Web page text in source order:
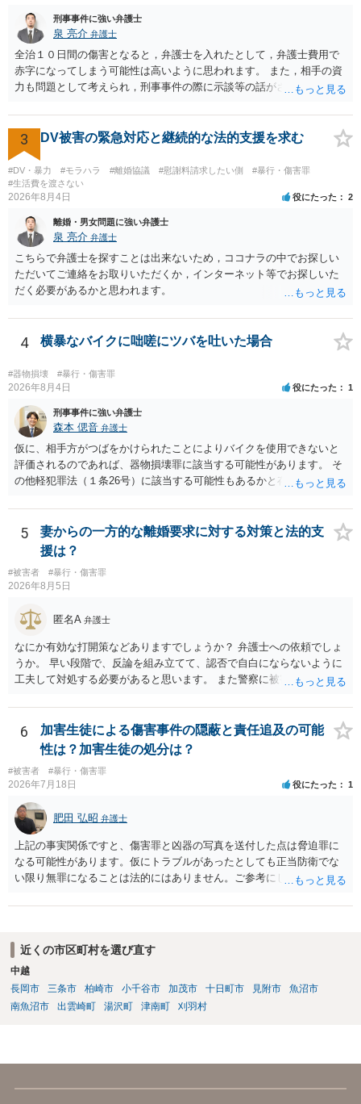
刑事事件に強い弁護士
泉 亮介 弁護士
全治１０日間の傷害となると，弁護士を入れたとして，弁護士費用で
赤字になってしまう可能性は高いように思われます。 また，相手の資
力も問題として考えられ，刑事事件の際に示談等の話がされなかった
う。
3 DV被害の緊急対応と継続的な法的支援を求む
#DV・暴力 #モラハラ #離婚協議 #慰謝料請求したい側
#暴行・傷害罪
#生活費を渡さない
2026年8月4日 役にたった 2
離婚・男女問題に強い弁護士
泉 亮介 弁護士
こちらで弁護士を探すことは出来ないため，ココナラの中でお探しい
ただいてご連絡をお取りいただくか，インターネット等でお探しいた
だく必要があるかと思われます。
4 横暴なバイクに咄嗟にツバを吐いた場合
#器物損壊 #暴行・傷害罪
2026年8月4日 役にたった 1
刑事事件に強い弁護士
森本 偲音 弁護士
仮に、相手方がつばをかけられたことによりバイクを使用できないと
評価されるのであれば、器物損壊罪に該当する可能性があります。 そ
の他軽犯罪法（１条26号）に該当する可能性もあるかと存じます。 確
ご相談者様の対応によってはご相談者の方にも責任が生じてしまう 可
能性がございますので、冷静にご対応いただくようご留意いただけれ
ばと存じます。 以上、ご参考までに。
5
妻からの一方的な離婚要求に対する対策と法的支
援は？
#被害者 #暴行・傷害罪
2026年8月5日
匿名A 弁護士
なにか有効な打開策などありますでしょうか？ 弁護士への依頼でしょ
うか。 早い段階で、反論を組み立てて、認否で自白にならないように
工夫して対処する必要があると思います。 また警察に被害届を出すと
告訴状を作って証拠をそろえて出すことでしょう。
6
加害生徒による傷害事件の隠蔽と責任追及の可能
性は？加害生徒の処分は？
#被害者 #暴行・傷害罪
2026年7月18日 役にたった 1
肥田 弘昭 弁護士
上記の事実関係ですと、傷害罪と凶器の写真を送付した点は脅迫罪に
なる可能性があります。仮にトラブルがあったとしても正当防衛でな
い限り無罪になることは法的にはありません。ご参考にしてくださ
近くの市区町村を選び直す
中越
長岡市
三条市 柏崎市 小千谷市 加茂市 十日町市 見附市
魚沼市
南魚沼市
出雲崎町 湯沢町 津南町 刈羽村